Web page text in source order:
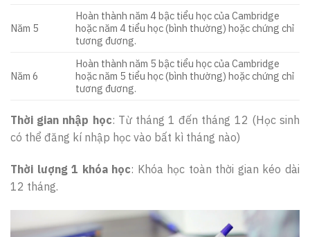
Năm 5
Hoàn thành năm 4 bậc tiểu học của Cambridge
hoặc năm 4 tiểu học (bình thường) hoặc chứng chỉ
tương đương.
Năm 6
Hoàn thành năm 5 bậc tiểu học của Cambridge
hoặc năm 5 tiểu học (bình thường) hoặc chứng chỉ
tương đương.
Thời gian nhập học: Từ tháng 1 đến tháng 12 (Học sinh
có thể đăng kí nhập học vào bất kì tháng nào)
Thời lượng 1 khóa học: Khóa học toàn thời gian kéo dài
12 tháng.